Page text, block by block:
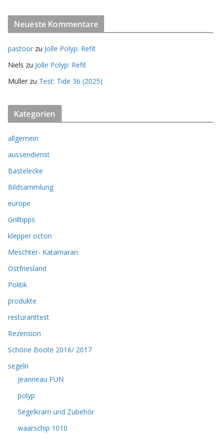
Neueste Kommentare
pastoor zu Jolle Polyp: Refit
Niels zu Jolle Polyp: Refit
Müller zu Test: Tide 36 (2025)
Kategorien
allgemein
aussendienst
Bastelecke
Bildsammlung
europe
Grilltipps
klepper octon
Meschter- Katamaran
Ostfriesland
Politik
produkte
resturanttest
Rezension
Schöne Boote 2016/ 2017
segeln
Jeanneau FUN
polyp
Segelkram und Zubehör
waarschip 1010